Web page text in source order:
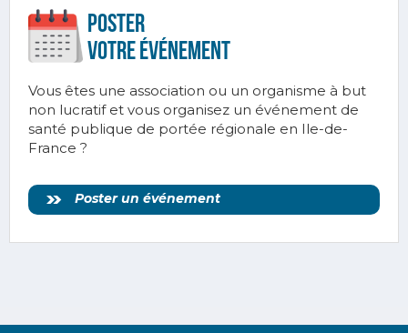
Poster
votre ÉVÉnement
Vous êtes une association ou un organisme à but
non lucratif et vous organisez un événement de
santé publique de portée régionale en Ile-de-
France ?
Poster un événement